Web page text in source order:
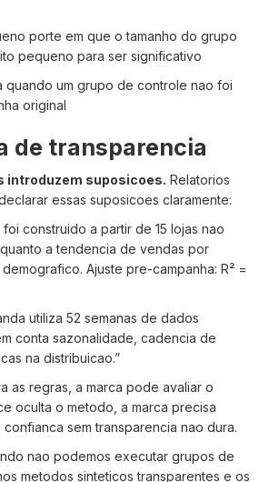
porte em que o tamanho do grupo
pequeno para ser significativo
quando um grupo de controle nao foi
original
de transparencia
introduzem suposicoes. Relatorios
essas suposicoes claramente:
construido a partir de 15 lojas nao
a tendencia de vendas por
Ajuste pre-campanha: R² =
utiliza 52 semanas de dados
conta sazonalidade, cadencia de
na distribuicao.”
as regras, a marca pode avaliar o
oculta o metodo, a marca precisa
sem transparencia nao dura.
nao podemos executar grupos de
metodos sinteticos transparentes e os